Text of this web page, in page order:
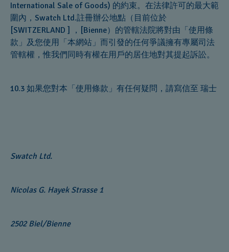
International Sale of Goods) 的約束。在法律許可的最大範
圍內，Swatch Ltd.註冊辦公地點（目前位於
[SWITZERLAND ] ，[Bienne）的管轄法院將對由「使用條
款」及您使用「本網站」而引發的任何爭議擁有專屬司法
管轄權，惟我們同時有權在用戶的居住地對其提起訴訟。
10.3 如果您對本「使用條款」有任何疑問，請寫信至 瑞士
Swatch Ltd.
Nicolas G. Hayek Strasse 1‎
2502 Biel/Bienne‎‎